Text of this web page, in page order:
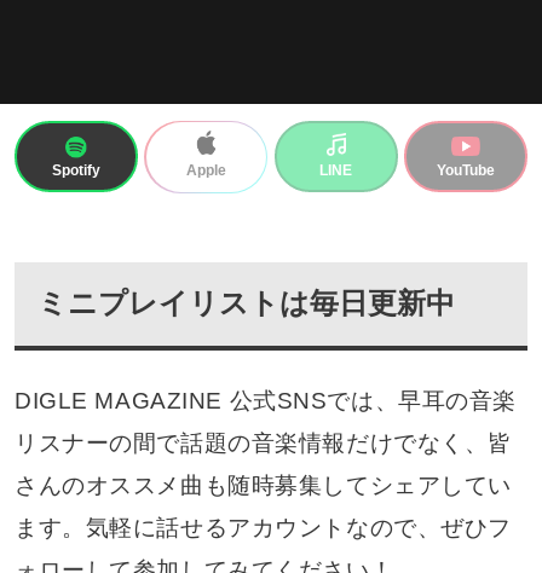
Spotify Apple LINE YouTube
ミニプレイリストは毎日更新中
DIGLE MAGAZINE 公式SNSでは、早耳の音楽
リスナーの間で話題の音楽情報だけでなく、皆
さんのオススメ曲も随時募集してシェアしてい
ます。気軽に話せるアカウントなので、ぜひフ